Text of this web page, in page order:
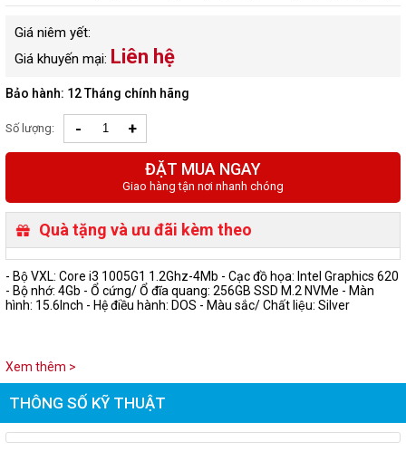
Giá niêm yết:
Giá khuyến mại: Liên hệ
Bảo hành: 12 Tháng chính hãng
Số lượng: - +
ĐẶT MUA NGAY
Giao hàng tận nơi nhanh chóng
Quà tặng và ưu đãi kèm theo
- Bộ VXL: Core i3 1005G1 1.2Ghz-4Mb - Cạc đồ họa: Intel Graphics 620
- Bộ nhớ: 4Gb - Ổ cứng/ Ổ đĩa quang: 256GB SSD M.2 NVMe - Màn
hình: 15.6Inch - Hệ điều hành: DOS - Màu sắc/ Chất liệu: Silver
Xem thêm >
THÔNG SỐ KỸ THUẬT